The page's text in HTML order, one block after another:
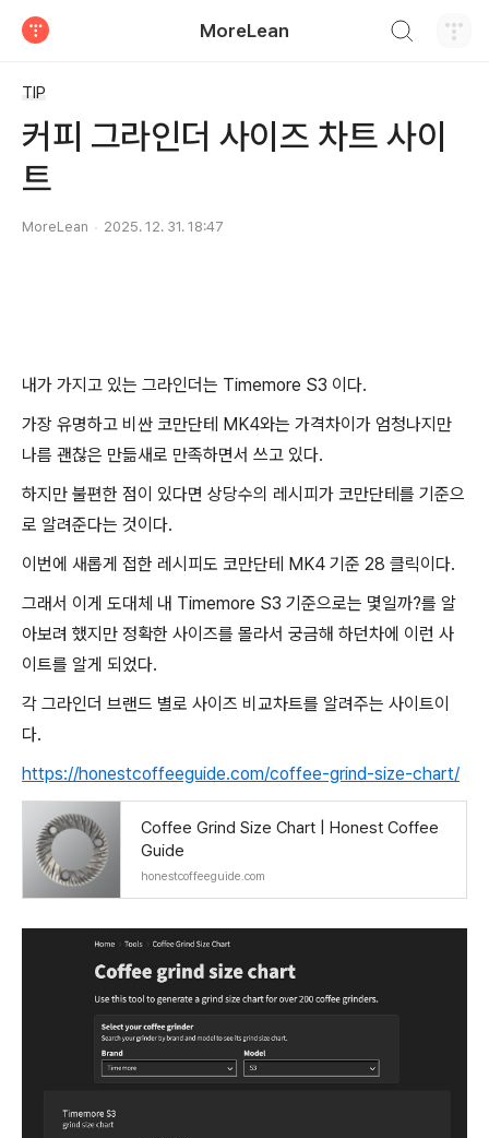
MoreLean
TIP
커피 그라인더 사이즈 차트 사이
트
MoreLean 2025. 12. 31. 18:47
내가 가지고 있는 그라인더는 Timemore S3 이다.
가장 유명하고 비싼 코만단테 MK4와는 가격차이가 엄청나지만
나름 괜찮은 만듦새로 만족하면서 쓰고 있다.
하지만 불편한 점이 있다면 상당수의 레시피가 코만단테를 기준으
로 알려준다는 것이다.
이번에 새롭게 접한 레시피도 코만단테 MK4 기준 28 클릭이다.
그래서 이게 도대체 내 Timemore S3 기준으로는 몇일까?를 알
아보려 했지만 정확한 사이즈를 몰라서 궁금해 하던차에 이런 사
이트를 알게 되었다.
각 그라인더 브랜드 별로 사이즈 비교차트를 알려주는 사이트이
다.
https://honestcoffeeguide.com/coffee-grind-size-chart/
Coffee Grind Size Chart | Honest Coffee
Guide
honestcoffeeguide.com